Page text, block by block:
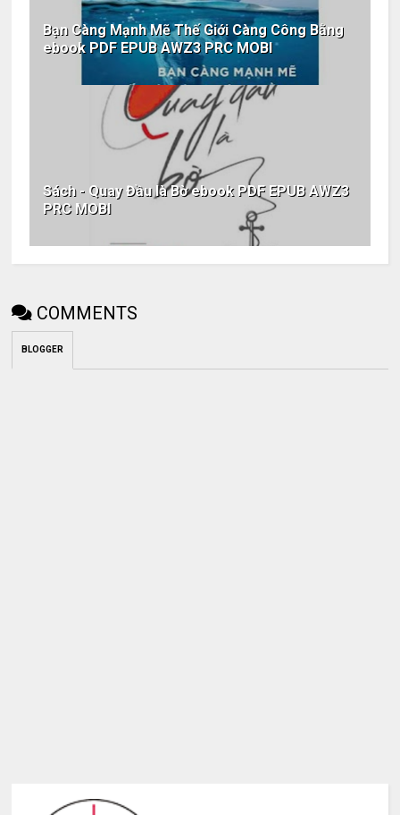
Bạn Càng Mạnh Mẽ Thế Giới Càng Công Bằng
ebook PDF EPUB AWZ3 PRC MOBI
Sách - Quay Đầu là Bờ ebook PDF EPUB AWZ3
PRC MOBI
COMMENTS
BLOGGER